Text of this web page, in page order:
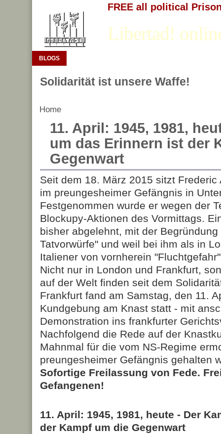
FREE all political
Libertad!
BLOGS
Solidarität ist unsere Waffe!
Home
11. April: 1945, 1981,
um das Erinnern ist der
Gegenwart
Seit dem 18. März 2015 sitzt
im preungesheimer Gefängnis in
Festgenommen wurde er wegen der
Blockupy-Aktionen des Vormittags.
bisher abgelehnt, mit der
Tatvorwürfe" und weil bei ihm als in
Italiener von vornherein
Nicht nur in London und Frankfurt,
auf der Welt finden seit dem
Frankfurt fand am Samstag, den 11.
Kundgebung am Knast statt - mit
Demonstration ins frankfurter
Nachfolgend die Rede auf der
Mahnmal für die vom NS-Regime
preungesheimer Gefängnis gehalten
Sofortige Freilassung von Fede.
Gefangenen!
11. April: 1945, 1981, heute - Der
der Kampf um die Gegenwart